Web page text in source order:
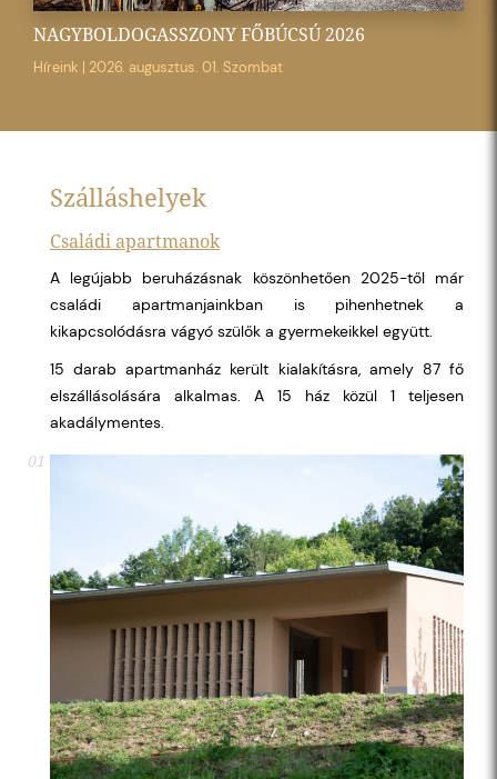
NAGYBOLDOGASSZONY FŐBÚCSÚ 2026
Híreink | 2026. augusztus. 01. Szombat
Szálláshelyek
Családi apartmanok
A legújabb beruházásnak köszönhetően 2025-től már
családi apartmanjainkban is pihenhetnek a
kikapcsolódásra vágyó szülők a gyermekeikkel együtt.
15 darab apartmanház került kialakításra, amely 87 fő
elszállásolására alkalmas. A 15 ház közül 1 teljesen
akadálymentes.
01